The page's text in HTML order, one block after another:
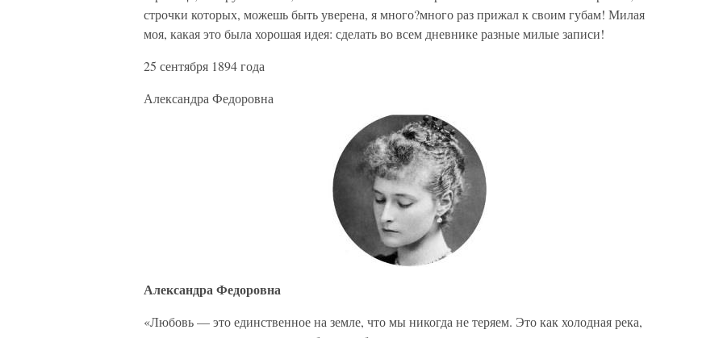
строчки которых, можешь быть уверена, я много?много раз прижал к своим губам! Милая
моя, какая это была хорошая идея: сделать во всем дневнике разные милые записи!
25 сентября 1894 года
Александра Федоровна
Александра Федоровна
«Любовь — это единственное на земле, что мы никогда не теряем. Это как холодная река,